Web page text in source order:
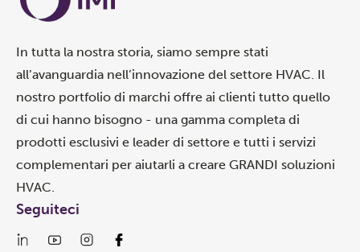
In tutta la nostra storia, siamo sempre stati
all’avanguardia nell’innovazione del settore HVAC. Il
nostro portfolio di marchi offre ai clienti tutto quello
di cui hanno bisogno - una gamma completa di
prodotti esclusivi e leader di settore e tutti i servizi
complementari per aiutarli a creare GRANDI soluzioni
HVAC.
Seguiteci